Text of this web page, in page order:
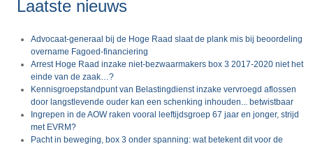
Laatste nieuws
Advocaat-generaal bij de Hoge Raad slaat de plank mis bij beoordeling
overname Fagoed-financiering
Arrest Hoge Raad inzake niet-bezwaarmakers box 3 2017-2020 niet het
einde van de zaak…?
Kennisgroepstandpunt van Belastingdienst inzake vervroegd aflossen
door langstlevende ouder kan een schenking inhouden... betwistbaar
Ingrepen in de AOW raken vooral leeftijdsgroep 67 jaar en jonger, strijd
met EVRM?
Pacht in beweging, box 3 onder spanning: wat betekent dit voor de